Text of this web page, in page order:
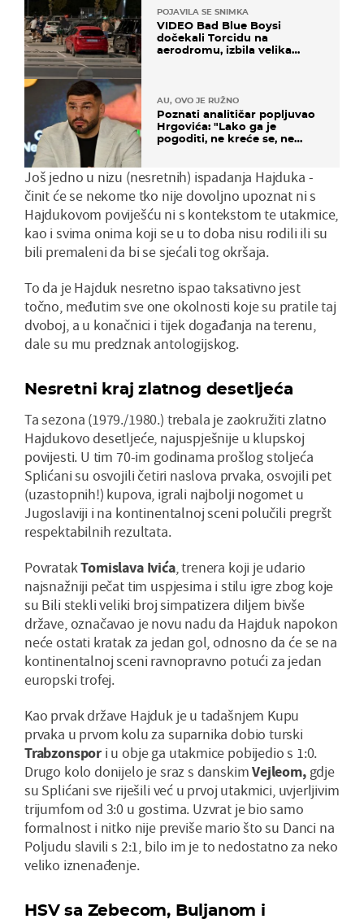
POJAVILA SE SNIMKA
VIDEO Bad Blue Boysi
dočekali Torcidu na
aerodromu, izbila velika
AU, OVO JE RUŽNO
Poznati analitičar popljuvao
Hrgovića: "Lako ga je
pogoditi, ne kreće se, ne
Još jedno u nizu (nesretnih) ispadanja Hajduka -
činit će se nekome tko nije dovoljno upoznat ni s
Hajdukovom poviješću ni s kontekstom te utakmice,
kao i svima onima koji se u to doba nisu rodili ili su
bili premaleni da bi se sjećali tog okršaja.
To da je Hajduk nesretno ispao taksativno jest
točno, međutim sve one okolnosti koje su pratile taj
dvoboj, a u konačnici i tijek događanja na terenu,
dale su mu predznak antologijskog.
Nesretni kraj zlatnog desetljeća
Ta sezona (1979./1980.) trebala je zaokružiti zlatno
Hajdukovo desetljeće, najuspješnije u klupskoj
povijesti. U tim 70-im godinama prošlog stoljeća
Splićani su osvojili četiri naslova prvaka, osvojili pet
(uzastopnih!) kupova, igrali najbolji nogomet u
Jugoslaviji i na kontinentalnoj sceni polučili pregršt
respektabilnih rezultata.
PovratakTomislava Ivića, trenera koji je udario
najsnažniji pečat tim uspjesima i stilu igre zbog koje
su Bili stekli veliki broj simpatizera diljem bivše
države, označavao je novu nadu da Hajduk napokon
neće ostati kratak za jedan gol, odnosno da će se na
kontinentalnoj sceni ravnopravno potući za jedan
europski trofej.
Kao prvak države Hajduk je u tadašnjem Kupu
prvaka u prvom kolu za suparnika dobio turski
Trabzonspor i u obje ga utakmice pobijedio s 1:0.
Drugo kolo donijelo je sraz s danskimVejleom,gdje
su Splićani sve riješili već u prvoj utakmici, uvjerljivim
trijumfom od 3:0 u gostima. Uzvrat je bio samo
formalnost i nitko nije previše mario što su Danci na
Poljudu slavili s 2:1, bilo im je to nedostatno za neko
veliko iznenađenje.
HSV sa Zebecom, Buljanom i